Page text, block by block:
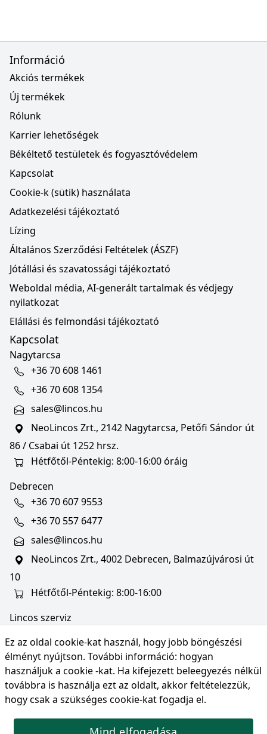
Ez az oldal cookie-kat használ, hogy jobb böngészési
élményt nyújtson. További információ: hogyan
használjuk a cookie -kat. Ha kifejezett beleegyezés nélkül
továbbra is használja ezt az oldalt, akkor feltételezzük,
hogy csak a szükséges cookie-kat fogadja el.
Információ
Akciós termékek
Új termékek
Rólunk
Karrier lehetőségek
Békéltető testületek és fogyasztóvédelem
Kapcsolat
Cookie-k (sütik) használata
Adatkezelési tájékoztató
Lízing
Általános Szerződési Feltételek (ÁSZF)
Jótállási és szavatossági tájékoztató
Weboldal média, AI-generált tartalmak és védjegy
nyilatkozat
Elállási és felmondási tájékoztató
Kapcsolat
Nagytarcsa
+36 70 608 1461
+36 70 608 1354
sales@lincos.hu
NeoLincos Zrt., 2142 Nagytarcsa, Petőfi Sándor út
86 / Csabai út 1252 hrsz.
Hétfőtől-Péntekig: 8:00-16:00 óráig
Debrecen
+36 70 607 9553
+36 70 557 6477
sales@lincos.hu
NeoLincos Zrt., 4002 Debrecen, Balmazújvárosi út
10
Hétfőtől-Péntekig: 8:00-16:00
Lincos szerviz
NeoLincos Zrt., 4002 Debrecen, Balmazújvárosi út
10
Nyitvatartás: hétfő-péntek 8:00-16:00